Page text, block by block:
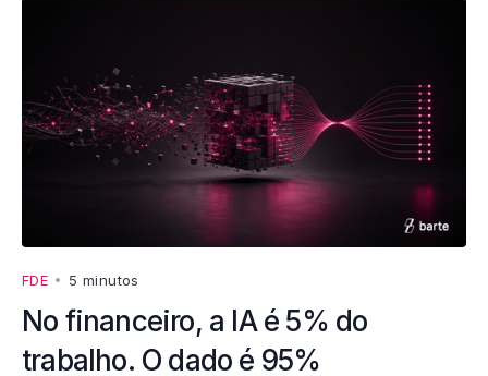
FDE • 5 minutos
No financeiro, a IA é 5% do
trabalho. O dado é 95%